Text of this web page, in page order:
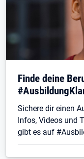
Finde deine
Sichere dir einen
Infos, Videos und
gibt es auf